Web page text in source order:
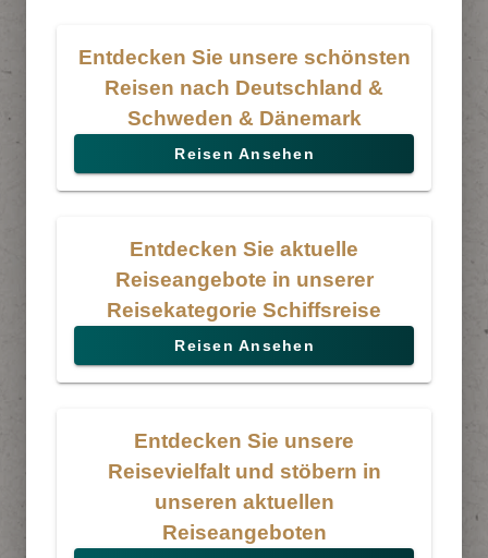
Entdecken Sie unsere schönsten
Reisen nach Deutschland &
Schweden & Dänemark
Reisen Ansehen
Entdecken Sie aktuelle
Reiseangebote in unserer
Reisekategorie Schiffsreise
Reisen Ansehen
Entdecken Sie unsere
Reisevielfalt und stöbern in
unseren aktuellen
Reiseangeboten